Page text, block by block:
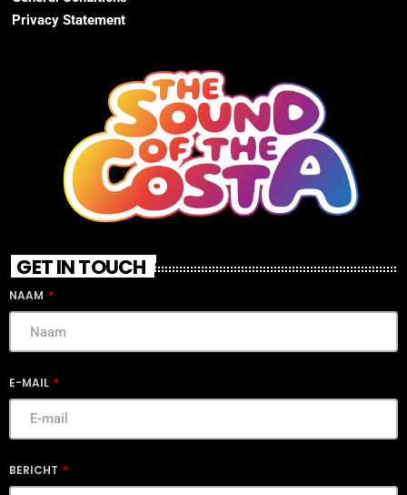
Privacy Statement
GET IN TOUCH
NAAM
E-MAIL
BERICHT